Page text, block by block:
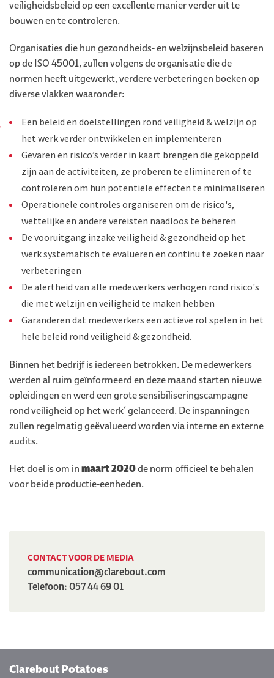
veiligheidsbeleid op een excellente manier verder uit te
bouwen en te controleren.
Organisaties die hun gezondheids- en welzijnsbeleid baseren
op de ISO 45001, zullen volgens de organisatie die de
normen heeft uitgewerkt, verdere verbeteringen boeken op
diverse vlakken waaronder:
Een beleid en doelstellingen rond veiligheid & welzijn op
het werk verder ontwikkelen en implementeren
Gevaren en risico’s verder in kaart brengen die gekoppeld
zijn aan de activiteiten, ze proberen te elimineren of te
controleren om hun potentiële effecten te minimaliseren
Operationele controles organiseren om de risico's,
wettelijke en andere vereisten naadloos te beheren
De vooruitgang inzake veiligheid & gezondheid op het
werk systematisch te evalueren en continu te zoeken naar
verbeteringen
De alertheid van alle medewerkers verhogen rond risico's
die met welzijn en veiligheid te maken hebben
Garanderen dat medewerkers een actieve rol spelen in het
hele beleid rond veiligheid & gezondheid.
Binnen het bedrijf is iedereen betrokken. De medewerkers
werden al ruim geïnformeerd en deze maand starten nieuwe
opleidingen en werd een grote sensibiliseringscampagne
rond veiligheid op het werk’ gelanceerd. De inspanningen
zullen regelmatig geëvalueerd worden via interne en externe
audits.
Het doel is om inmaart 2020de norm officieel te behalen
voor beide productie-eenheden.
CONTACT VOOR DE MEDIA
communication@clarebout.com
Telefoon: 057 44 69 01
Clarebout Potatoes